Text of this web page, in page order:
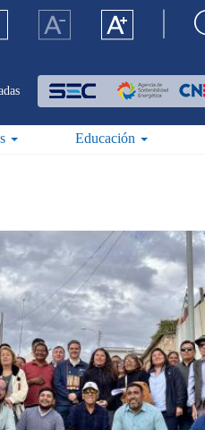
Educación